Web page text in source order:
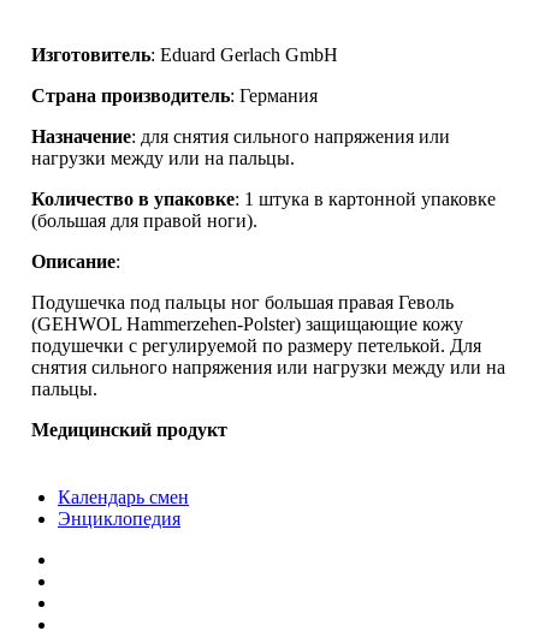
Изготовитель: Eduard Gerlach GmbH
Страна производитель: Германия
Назначение: для снятия сильного напряжения или
нагрузки между или на пальцы.
Количество в упаковке: 1 штука в картонной упаковке
(большая для правой ноги).
Описание:
Подушечка под пальцы ног большая правая Геволь
(GEHWOL Hammerzehen-Polster) защищающие кожу
подушечки с регулируемой по размеру петелькой. Для
снятия сильного напряжения или нагрузки между или на
пальцы.
Медицинский продукт
Календарь смен
Энциклопедия